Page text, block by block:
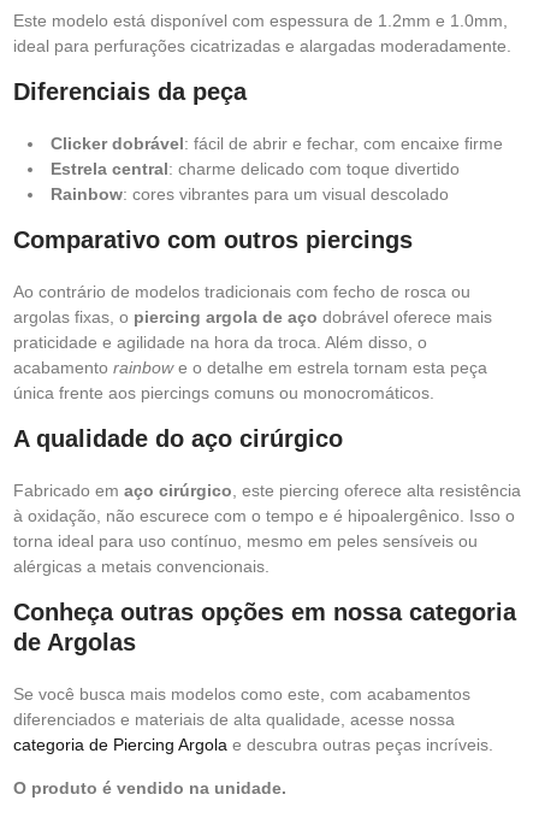
Este modelo está disponível com espessura de 1.2mm e 1.0mm,
ideal para perfurações cicatrizadas e alargadas moderadamente.
Diferenciais da peça
Clicker dobrável: fácil de abrir e fechar, com encaixe firme
Estrela central: charme delicado com toque divertido
Rainbow: cores vibrantes para um visual descolado
Comparativo com outros piercings
Ao contrário de modelos tradicionais com fecho de rosca ou
argolas fixas, o piercing argola de aço dobrável oferece mais
praticidade e agilidade na hora da troca. Além disso, o
acabamento rainbowe o detalhe em estrela tornam esta peça
única frente aos piercings comuns ou monocromáticos.
A qualidade do aço cirúrgico
Fabricado em aço cirúrgico , este piercing oferece alta resistência
à oxidação, não escurece com o tempo e é hipoalergênico. Isso o
torna ideal para uso contínuo, mesmo em peles sensíveis ou
alérgicas a metais convencionais.
Conheça outras opções em nossa categoria
de Argolas
Se você busca mais modelos como este, com acabamentos
diferenciados e materiais de alta qualidade, acesse nossa
categoria de Piercing Argola e descubra outras peças incríveis.
O produto é vendido na unidade.